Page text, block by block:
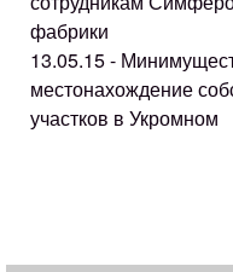
фабрики
13.05.15 -
местонахождение
участков в Укромном